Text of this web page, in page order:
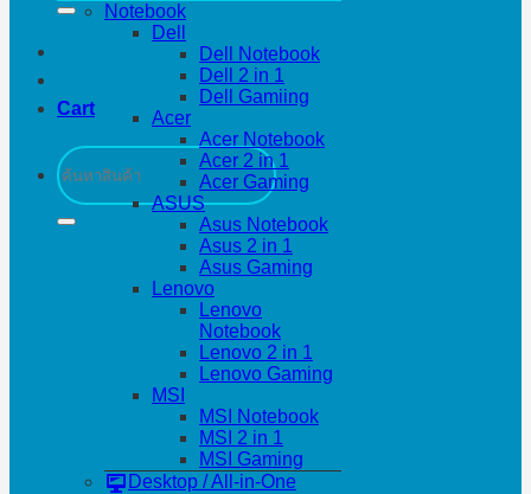
Cart
Search
for:
Notebook
Dell
Dell Notebook
Dell 2 in 1
Dell Gamiing
Acer
Acer Notebook
Acer 2 in 1
Acer Gaming
ASUS
Asus Notebook
Asus 2 in 1
Asus Gaming
Lenovo
Lenovo
Notebook
Lenovo 2 in 1
Lenovo Gaming
MSI
MSI Notebook
MSI 2 in 1
MSI Gaming
Desktop / All-in-One